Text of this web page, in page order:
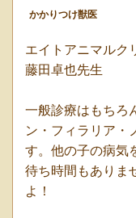
かかりつけ獣医
エイトアニマルク
藤田卓也先生
一般診療はもちろ
ン・フィラリア・
す。他の子の病気
待ち時間もありま
よ！